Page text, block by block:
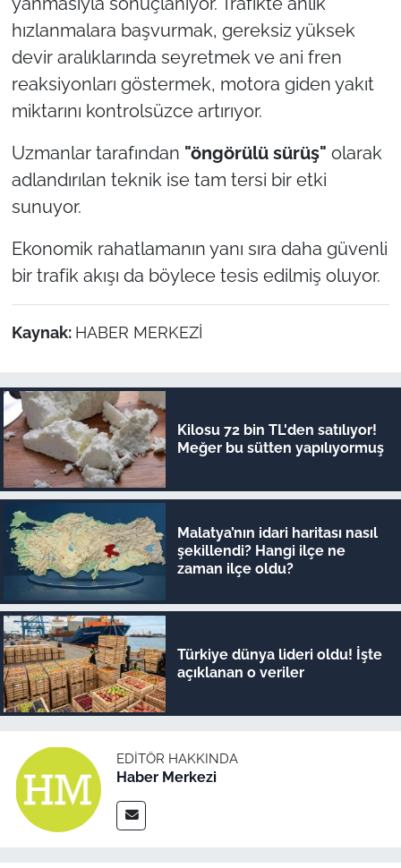
hızlanmalara başvurmak, gereksiz yüksek
devir aralıklarında seyretmek ve ani fren
reaksiyonları göstermek, motora giden yakıt
miktarını kontrolsüzce artırıyor.
Uzmanlar tarafından "öngörülü sürüş" olarak
adlandırılan teknik ise tam tersi bir etki
sunuyor.
Ekonomik rahatlamanın yanı sıra daha güvenli
bir trafik akışı da böylece tesis edilmiş oluyor.
Kaynak: HABER MERKEZİ
Kilosu 72 bin TL'den satılıyor!
Meğer bu sütten yapılıyormuş
Malatya’nın idari haritası nasıl
şekillendi? Hangi ilçe ne
zaman ilçe oldu?
Türkiye dünya lideri oldu! İşte
açıklanan o veriler
EDITÖR HAKKINDA
Haber Merkezi